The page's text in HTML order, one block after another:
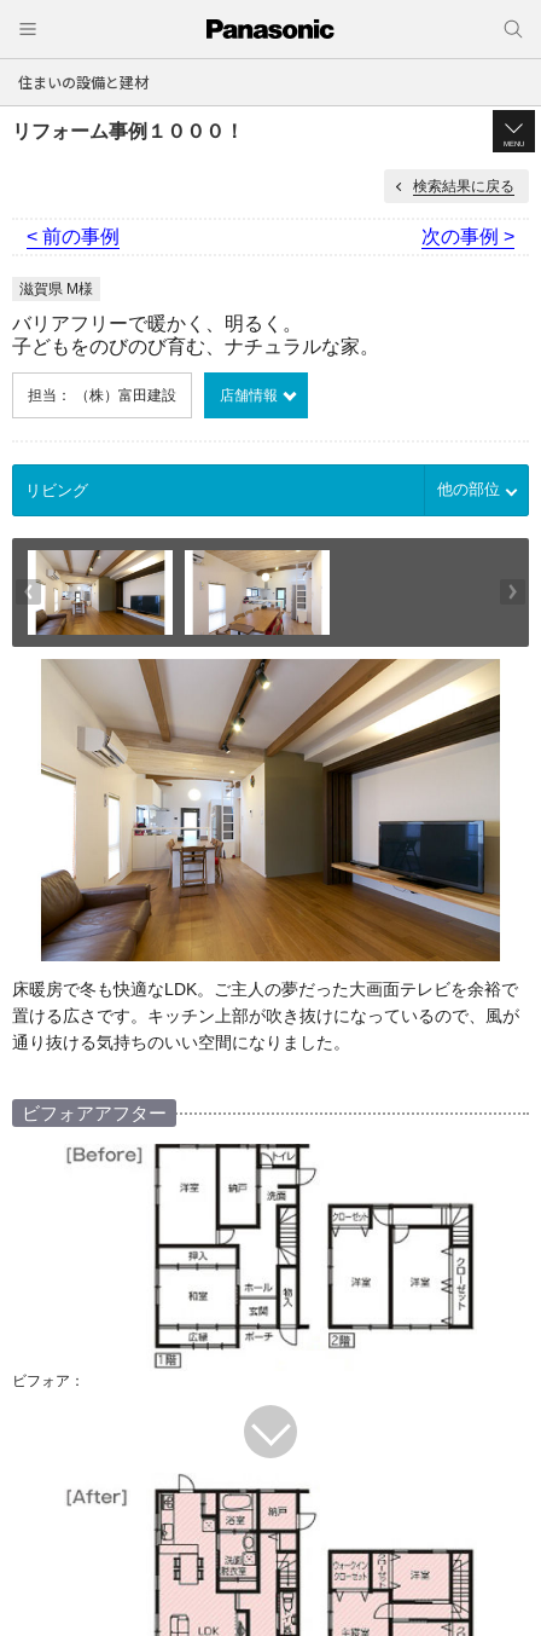
住まいの設備と建材
リフォーム事例１０００！
MENU
検索結果に戻る
< 前の事例 次の事例 >
滋賀県 M様
バリアフリーで暖かく、明るく。
子どもをのびのび育む、ナチュラルな家。
担当： （株）富田建設 店舗情報
他の部位
床暖房で冬も快適なLDK。ご主人の夢だった大画面テレビを余裕で
置ける広さです。キッチン上部が吹き抜けになっているので、風が
通り抜ける気持ちのいい空間になりました。
ビフォアアフター
ビフォア：